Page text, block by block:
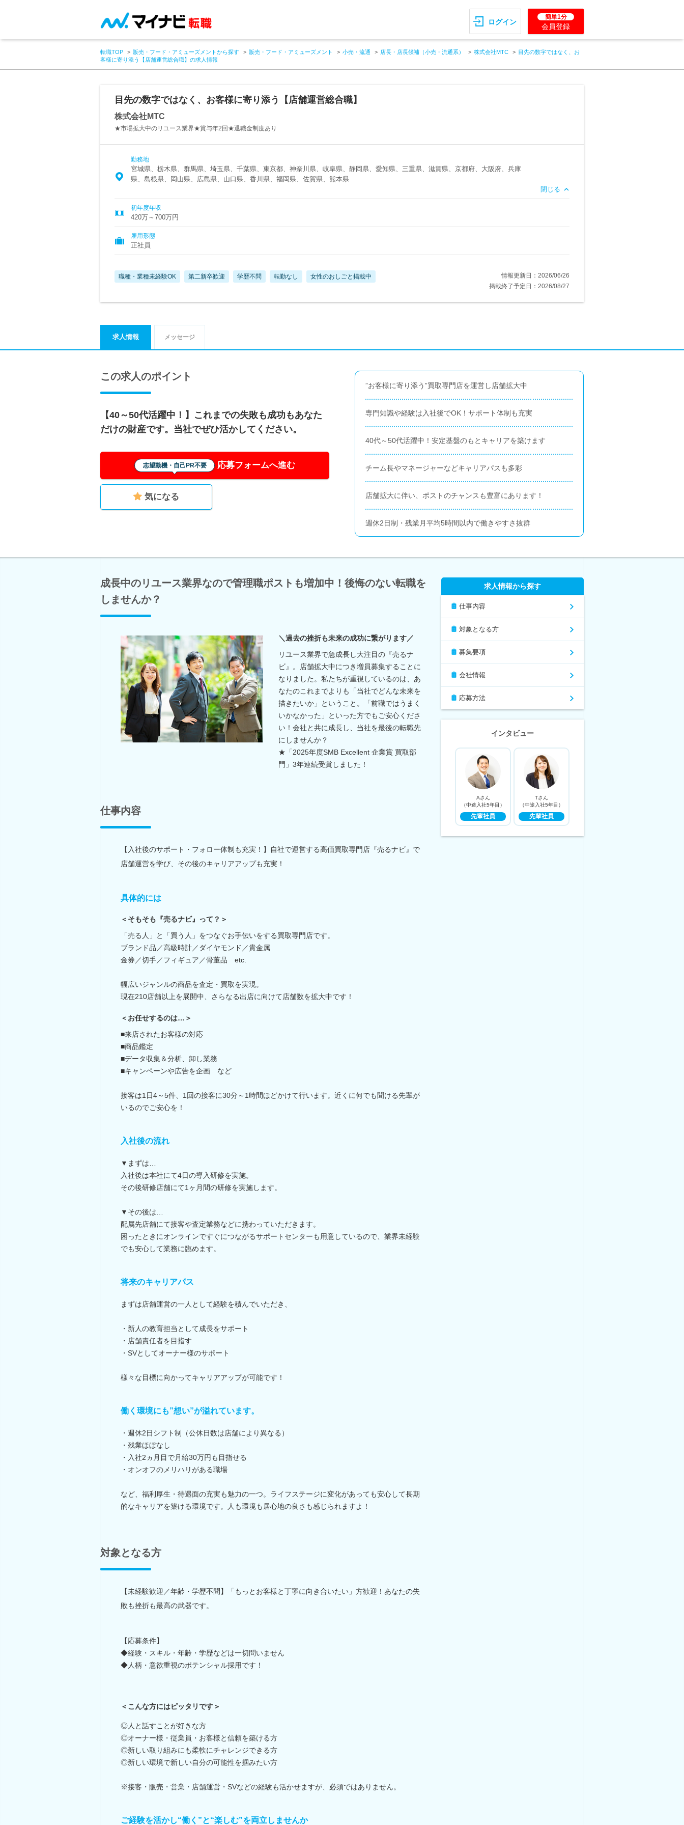
ログイン
簡単1分
会員登録
転職TOP 販売・フード・アミューズメントから探す 販売・フード・アミューズメント 小売・流通 店長・店長候補（小売・流通系） 株式会社MTC
目先の数字ではなく、お
客様に寄り添う【店舗運営総合職】の求人情報
目先の数字ではなく、お客様に寄り添う【店舗運営総合職】
株式会社MTC
★市場拡大中のリユース業界★賞与年2回★退職金制度あり
勤務地
宮城県、栃木県、群馬県、埼玉県、千葉県、東京都、神奈川県、岐阜県、静岡県、愛知県、三重県、滋賀県、京都府、大阪府、兵庫
県、島根県、岡山県、広島県、山口県、香川県、福岡県、佐賀県、熊本県
閉じる
初年度年収
420万～700万円
雇用形態
正社員
職種・業種未経験OK 第二新卒歓迎 学歴不問 転勤なし 女性のおしごと掲載中
情報更新日：2026/06/26
掲載終了予定日：2026/08/27
求人情報 メッセージ
この求人のポイント
【40～50代活躍中！】これまでの失敗も成功もあなた
だけの財産です。当社でぜひ活かしてください。
志望動機・自己PR不要 応募フォームへ進む
気になる
”お客様に寄り添う”買取専門店を運営し店舗拡大中
専門知識や経験は入社後でOK！サポート体制も充実
40代～50代活躍中！安定基盤のもとキャリアを築けます
チーム長やマネージャーなどキャリアパスも多彩
店舗拡大に伴い、ポストのチャンスも豊富にあります！
週休2日制・残業月平均5時間以内で働きやすさ抜群
成長中のリユース業界なので管理職ポストも増加中！後悔のない転職を
しませんか？
＼過去の挫折も未来の成功に繋がります／
リユース業界で急成長し大注目の『売るナ
ビ』。店舗拡大中につき増員募集することに
なりました。私たちが重視しているのは、あ
なたのこれまでよりも「当社でどんな未来を
描きたいか」ということ。「前職ではうまく
いかなかった」といった方でもご安心くださ
い！会社と共に成長し、当社を最後の転職先
にしませんか？
★「2025年度SMB Excellent 企業賞 買取部
門」3年連続受賞しました！
仕事内容
【入社後のサポート・フォロー体制も充実！】自社で運営する高価買取専門店『売るナビ』で
店舗運営を学び、その後のキャリアアップも充実！
具体的には
＜そもそも『売るナビ』って？＞
「売る人」と「買う人」をつなぐお手伝いをする買取専門店です。
ブランド品／高級時計／ダイヤモンド／貴金属
金券／切手／フィギュア／骨董品 etc.
幅広いジャンルの商品を査定・買取を実現。
現在210店舗以上を展開中、さらなる出店に向けて店舗数を拡大中です！
＜お任せするのは…＞
■来店されたお客様の対応
■商品鑑定
■データ収集＆分析、卸し業務
■キャンペーンや広告を企画 など
接客は1日4～5件、1回の接客に30分～1時間ほどかけて行います。近くに何でも聞ける先輩が
いるのでご安心を！
入社後の流れ
▼まずは…
入社後は本社にて4日の導入研修を実施。
その後研修店舗にて1ヶ月間の研修を実施します。
▼その後は…
配属先店舗にて接客や査定業務などに携わっていただきます。
困ったときにオンラインですぐにつながるサポートセンターも用意しているので、業界未経験
でも安心して業務に臨めます。
将来のキャリアパス
まずは店舗運営の一人として経験を積んでいただき、
・新人の教育担当として成長をサポート
・店舗責任者を目指す
・SVとしてオーナー様のサポート
様々な目標に向かってキャリアアップが可能です！
働く環境にも”想い”が溢れています。
・週休2日シフト制（公休日数は店舗により異なる）
・残業ほぼなし
・入社2ヵ月目で月給30万円も目指せる
・オンオフのメリハリがある職場
など、福利厚生・待遇面の充実も魅力の一つ。ライフステージに変化があっても安心して長期
的なキャリアを築ける環境です。人も環境も居心地の良さも感じられますよ！
対象となる方
【未経験歓迎／年齢・学歴不問】「もっとお客様と丁寧に向き合いたい」方歓迎！あなたの失
敗も挫折も最高の武器です。
【応募条件】
◆経験・スキル・年齢・学歴などは一切問いません
◆人柄・意欲重視のポテンシャル採用です！
＜こんな方にはピッタリです＞
◎人と話すことが好きな方
◎オーナー様・従業員・お客様と信頼を築ける方
◎新しい取り組みにも柔軟にチャレンジできる方
◎新しい環境で新しい自分の可能性を掴みたい方
※接客・販売・営業・店舗運営・SVなどの経験も活かせますが、必須ではありません。
ご経験を活かし“働く”と“楽しむ”を両立しませんか
求人情報から探す
仕事内容
対象となる方
募集要項
会社情報
応募方法
インタビュー
Aさん
（中途入社5年目）
先輩社員
Tさん
（中途入社5年目）
先輩社員